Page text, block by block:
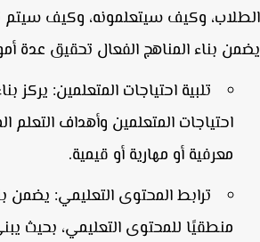
وكيف سيتعلمونه، وكيف سيتم
بناء المناهج الفعال تحقيق عدة أمور
تلبية احتياجات المتعلمين:يركز بناء
احتياجات المتعلمين وأهداف التعلم
معرفية أو مهارية أو قيمية.
ترابط المحتوى التعليمي:يضمن
منطقيًا للمحتوى التعليمي، بحيث